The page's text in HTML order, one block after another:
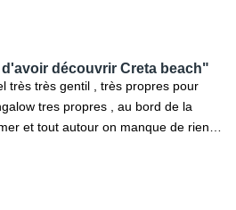
chaussures fermées à l'avant,
de soleil, petit sac à dos avec
premières heures de la matinée,
une très belle terrasse extérieure
sur la mer et en soirée sur un
dans l enceinte de l hotel du matin
Efharisto Marie
découvrir Creta beach"
gentil , très propres pour
tres propres , au bord de la
et tout autour on manque de rien .
entretenir et garder la propreté .